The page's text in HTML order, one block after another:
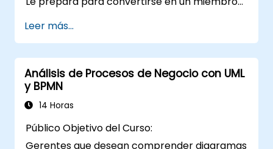
UML.
Leer más...
Análisis de Procesos de Negocio con UML
y BPMN
14 Horas
Público Objetivo del Curso:
Gerentes que desean comprender diagramas